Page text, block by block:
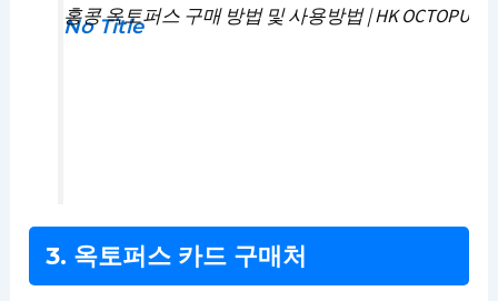
No Title
홍콩 옥토퍼스 구매 방법 및 사용방법 | HK OCTOPUS
3. 옥토퍼스 카드 구매처